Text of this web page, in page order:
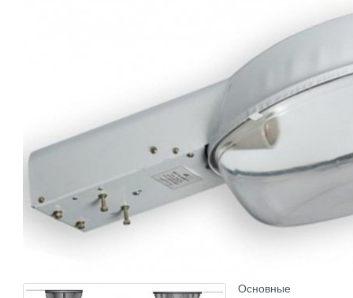
Основные